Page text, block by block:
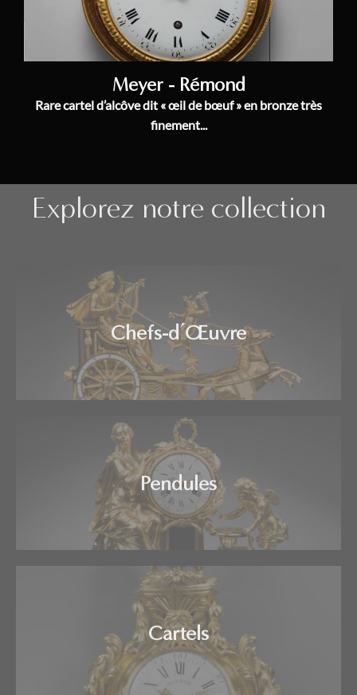
Meyer - Rémond
Rare cartel d’alcôve dit « œil de bœuf » en bronze très
finement...
Explorez notre collection
Chefs-d’Œuvre
Pendules
Cartels